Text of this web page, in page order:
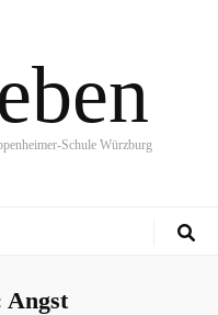
Schule Würzburg
Angst